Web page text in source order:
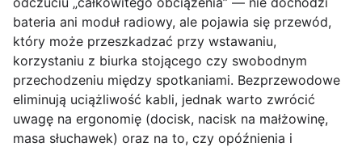
bateria ani moduł radiowy, ale pojawia się przewód,
który może przeszkadzać przy wstawaniu,
korzystaniu z biurka stojącego czy swobodnym
przechodzeniu między spotkaniami. Bezprzewodowe
eliminują uciążliwość kabli, jednak warto zwrócić
uwagę na ergonomię (docisk, nacisk na małżowinę,
masa słuchawek) oraz na to, czy opóźnienia i